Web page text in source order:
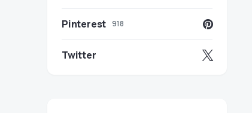
Pinterest 918
Twitter